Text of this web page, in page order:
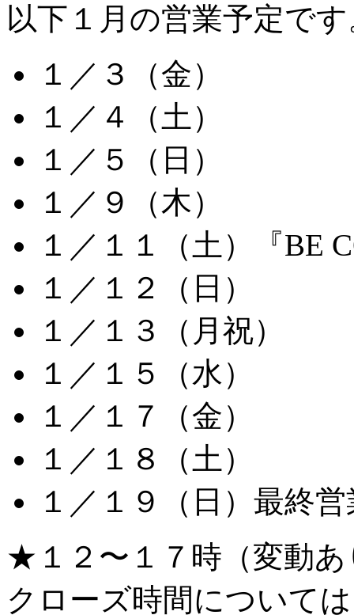
以下１月の営業予定で
１／３（金）
１／４（土）
１／５（日）
１／９（木）
１／１１（土）『BE
１／１２（日）
１／１３（月祝）
１／１５（水）
１／１７（金）
１／１８（土）
１／１９（日）最終
★１２〜１７時（変動あ
クローズ時間については